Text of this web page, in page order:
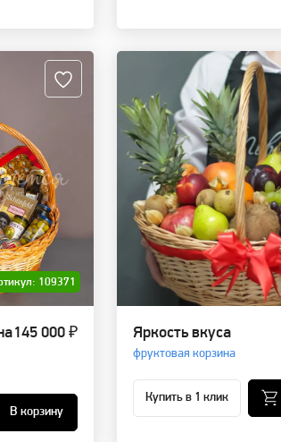
109371
145 000 ₽
В корзину
Яркость вкуса
фруктовая корзина
Купить в 1 клик